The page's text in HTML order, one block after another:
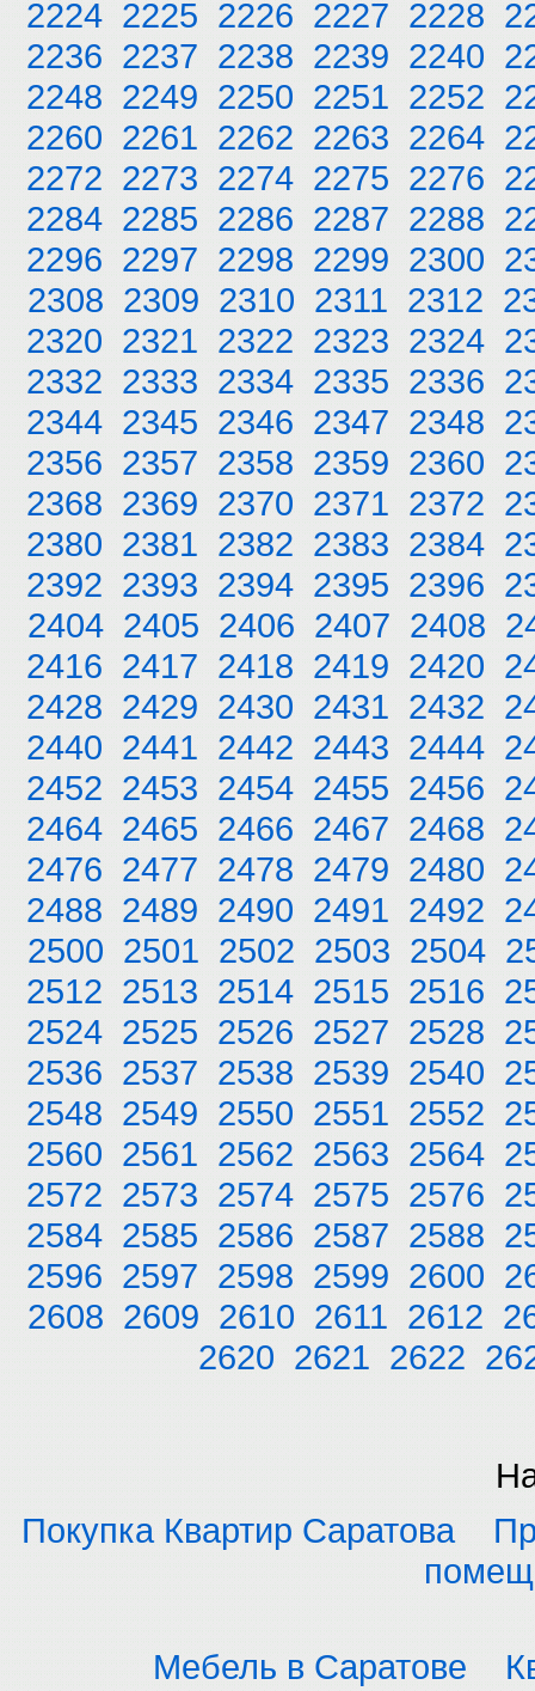
2224 2225 2226 2227 2228
2236 2237 2238 2239 2240
2248 2249 2250 2251 2252
2260 2261 2262 2263 2264
2272 2273 2274 2275 2276
2284 2285 2286 2287 2288
2296 2297 2298 2299 2300
2308 2309 2310 2311 2312
2320 2321 2322 2323 2324
2332 2333 2334 2335 2336
2344 2345 2346 2347 2348
2356 2357 2358 2359 2360
2368 2369 2370 2371 2372
2380 2381 2382 2383 2384
2392 2393 2394 2395 2396
2404 2405 2406 2407 2408
2416 2417 2418 2419 2420
2428 2429 2430 2431 2432
2440 2441 2442 2443 2444
2452 2453 2454 2455 2456
2464 2465 2466 2467 2468
2476 2477 2478 2479 2480
2488 2489 2490 2491 2492
2500 2501 2502 2503 2504
2512 2513 2514 2515 2516
2524 2525 2526 2527 2528
2536 2537 2538 2539 2540
2548 2549 2550 2551 2552
2560 2561 2562 2563 2564
2572 2573 2574 2575 2576
2584 2585 2586 2587 2588
2596 2597 2598 2599 2600
2608 2609 2610 2611 2612
2620 2621 2622
Покупка Квартир Саратова
Мебель в Саратове